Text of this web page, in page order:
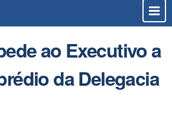
ou
ao Executivo a
da Delegacia